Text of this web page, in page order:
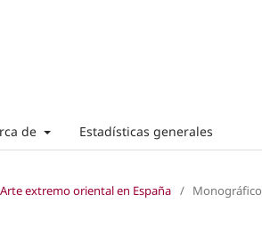
de Estadísticas generales
extremo oriental en España / Monográfico